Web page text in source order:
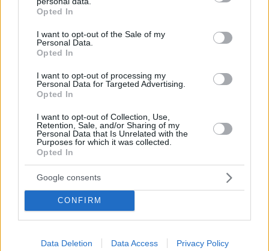
grant or deny consent to Google and its third-party tags to
use your data for below specified purposes in below Google
consent section.
Opted In
I want to opt-out of the Sale of my
Personal Data.
Opted In
I want to opt-out of processing my
Personal Data for Targeted Advertising.
Opted In
I want to opt-out of Collection, Use,
Retention, Sale, and/or Sharing of my
Personal Data that Is Unrelated with the
Purposes for which it was collected.
Opted In
Google consents
CONFIRM
Data Deletion Data Access Privacy Policy
Γιάννης Βαρδής για τα 13 χρόνια κοινής πορείας με τη
Νατάσα Σκαφιδά: Από τότε που ξεκίνησαν όλα, είναι
πάντα «καλοκαίρι»
Δείτε την ανάρτηση που έκανε ο τραγουδιστής στα
social media
21.07.2025, 19:34